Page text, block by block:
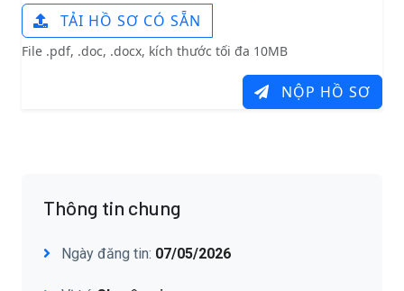
TẢI HỒ SƠ CÓ SẴN
File .pdf, .doc, .docx, kích thước tối đa 10MB
NỘP HỒ SƠ
Thông tin chung
Ngày đăng tin: 07/05/2026